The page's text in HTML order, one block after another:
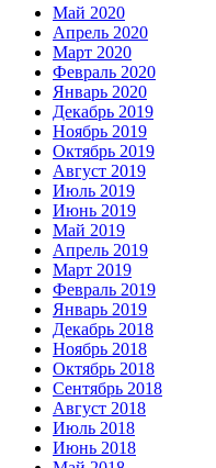
Май 2020
Апрель 2020
Март 2020
Февраль 2020
Январь 2020
Декабрь 2019
Ноябрь 2019
Октябрь 2019
Август 2019
Июль 2019
Июнь 2019
Май 2019
Апрель 2019
Март 2019
Февраль 2019
Январь 2019
Декабрь 2018
Ноябрь 2018
Октябрь 2018
Сентябрь 2018
Август 2018
Июль 2018
Июнь 2018